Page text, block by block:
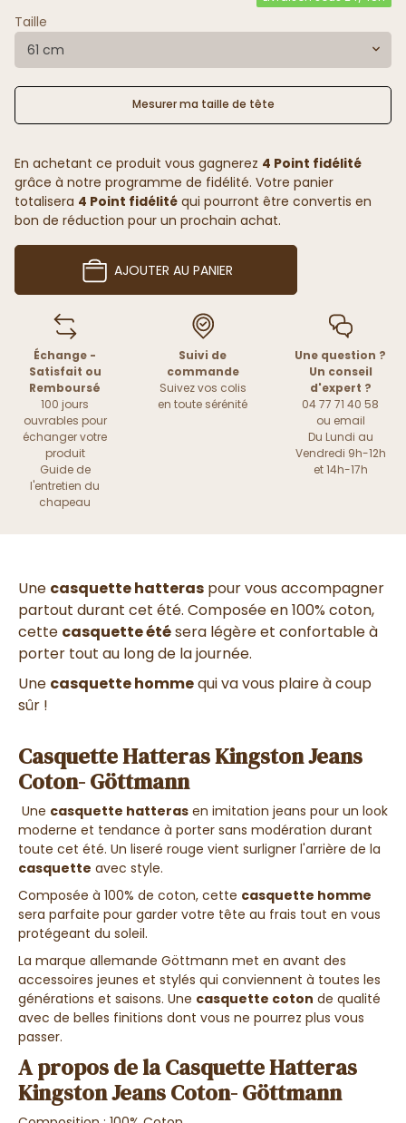
Taille
61 cm
Mesurer ma taille de tête
En achetant ce produit vous gagnerez 4 Point fidélité
grâce à notre programme de fidélité. Votre panier
totalisera 4 Point fidélité qui pourront être convertis en
bon de réduction pour un prochain achat.
AJOUTER AU PANIER
Échange -
Satisfait ou
Remboursé
100 jours
ouvrables pour
échanger votre
produit
Guide de
l'entretien du
chapeau
Suivi de
commande
Suivez vos colis
en toute sérénité
Une question ?
Un conseil
d'expert ?
04 77 71 40 58
ou email
Du Lundi au
Vendredi 9h-12h
et 14h-17h
Une casquette hatteras pour vous accompagner
partout durant cet été. Composée en 100% coton,
cette casquette étésera légère et confortable à
porter tout au long de la journée.
Une casquette hommequi va vous plaire à coup
sûr !
Casquette Hatteras Kingston Jeans
Coton- Göttmann
Une casquette hatteras en imitation jeans pour un look
moderne et tendance à porter sans modération durant
toute cet été. Un liseré rouge vient surligner l'arrière de la
casquette avec style.
Composée à 100% de coton, cette casquette homme
sera parfaite pour garder votre tête au frais tout en vous
protégeant du soleil.
La marque allemande Göttmann met en avant des
accessoires jeunes et stylés qui conviennent à toutes les
générations et saisons. Une casquette coton de qualité
avec de belles finitions dont vous ne pourrez plus vous
passer.
A propos de la Casquette Hatteras
Kingston Jeans Coton- Göttmann